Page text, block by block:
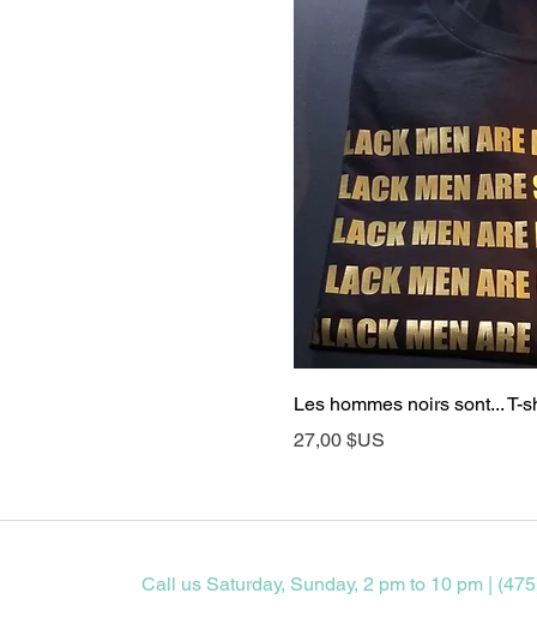
Aperçu
Les hommes noirs sont... T-
Prix
27,00 $US
Call us Saturday, Sunday, 2 pm to 10 pm |